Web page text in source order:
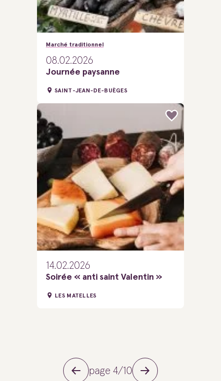
Marché traditionnel
08.02.2026
Journée paysanne
SAINT-JEAN-DE-BUÈGES
14.02.2026
Soirée « anti saint Valentin »
LES MATELLES
page 4/10